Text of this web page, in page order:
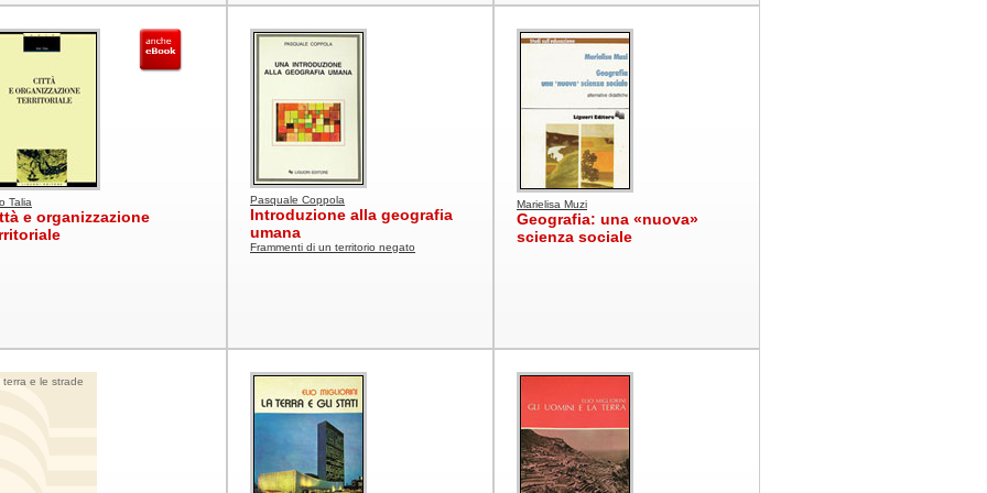
Talia
e organizzazione
Pasquale Coppola
Introduzione alla geografia
umana
Frammenti di un territorio negato
Marielisa Muzi
Geografia: una «nuova»
scienza sociale
terra e le strade